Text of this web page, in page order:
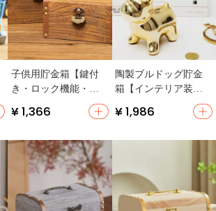
子供用貯金箱【鍵付
き・ロック機能・パ
スワード式・木製・
男の子女の子兼用】
¥ 1,366
陶製ブルドッグ貯金
箱【インテリア装
飾・ユニークデザイ
ン・硬貨収納】
¥ 1,986